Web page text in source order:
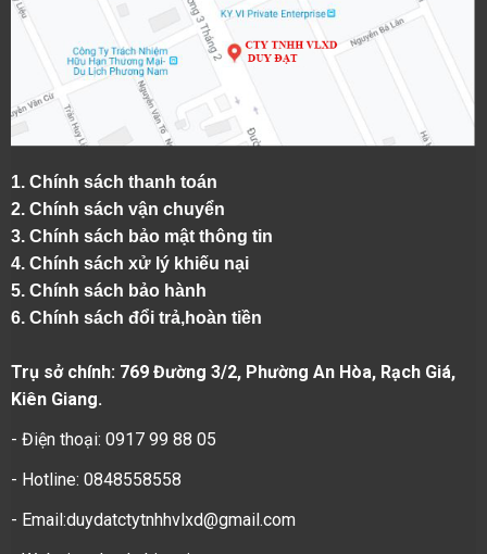
1. Chính sách thanh toán
2. Chính sách vận chuyển
3. Chính sách bảo mật thông tin
4. Chính sách xử lý khiếu nại
5. Chính sách bảo hành
6. Chính sách đổi trả,hoàn tiền
Trụ sở chính: 769 Đường 3/2, Phường An Hòa, Rạch Giá,
Kiên Giang.
- Điện thoại: 0917 99 88 05
- Hotline: 0848558558
- Email:duydatctytnhhvlxd@gmail.com